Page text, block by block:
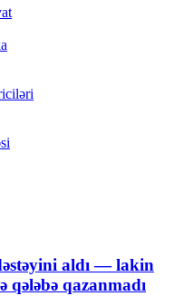
aldı — lakin
qələbə qazanmadı